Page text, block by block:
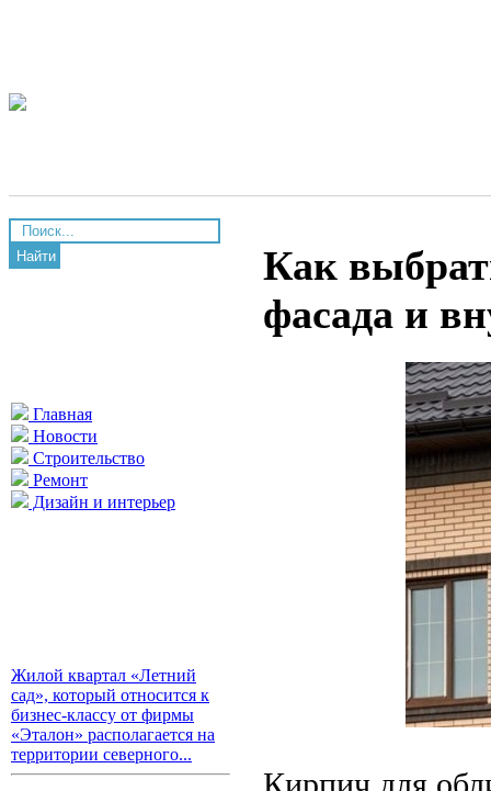
Найти
Главная
Новости
Строительство
Ремонт
Дизайн и интерьер
Жилой квартал «Летний
сад», который относится к
бизнес-классу от фирмы
«Эталон» располагается на
территории северного...
Как
фасада и